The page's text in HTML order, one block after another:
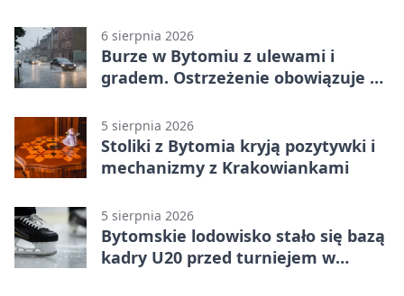
6 sierpnia 2026
Burze w Bytomiu z ulewami i
gradem. Ostrzeżenie obowiązuje do
5 sierpnia 2026
Stoliki z Bytomia kryją pozytywki i
mechanizmy z Krakowiankami
5 sierpnia 2026
Bytomskie lodowisko stało się bazą
kadry U20 przed turniejem w